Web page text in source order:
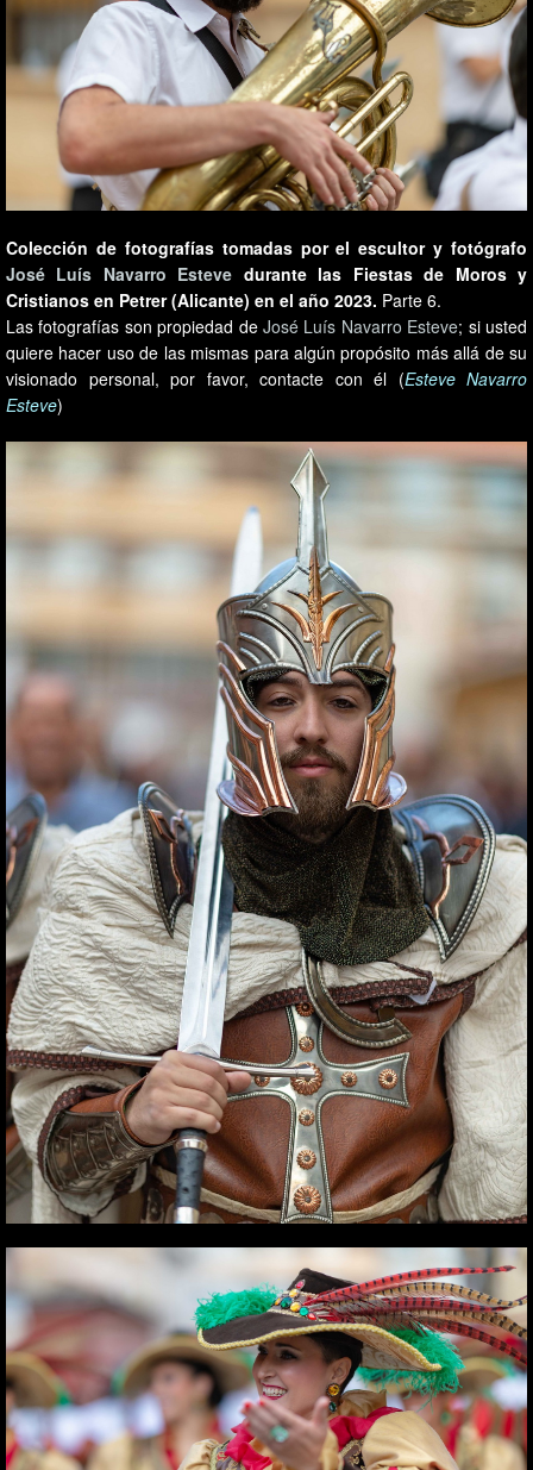
Colección de fotografías tomadas por el escultor y fotógrafo
José Luís Navarro Esteve durante las Fiestas de Moros y
Cristianos en Petrer (Alicante) en el año 2023. Parte 6.
Las fotografías son propiedad de José Luís Navarro Esteve; si usted
quiere hacer uso de las mismas para algún propósito más allá de su
visionado personal, por favor, contacte con él (Esteve Navarro
Esteve)